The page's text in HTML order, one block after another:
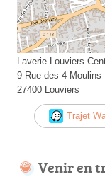
Laverie Louviers
9 Rue des 4 Moulins
27400 Louviers
Trajet
Venir en